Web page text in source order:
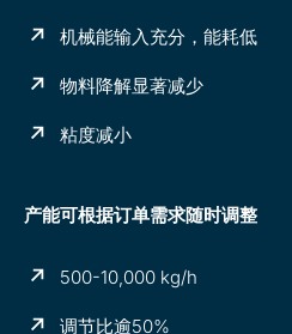
机械能输入充分，能耗低
物料降解显著减少
粘度减小
产能可根据订单需求随时调整
500-10,000 kg/h
调节比逾50%